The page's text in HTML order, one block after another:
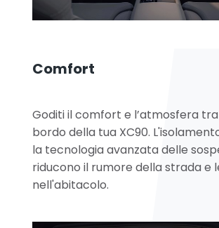
Comfort
Goditi il comfort e l’atmosfera
bordo della tua XC90.
la tecnologia avanzata delle
riducono il rumore della strada e
nell'abitacolo.